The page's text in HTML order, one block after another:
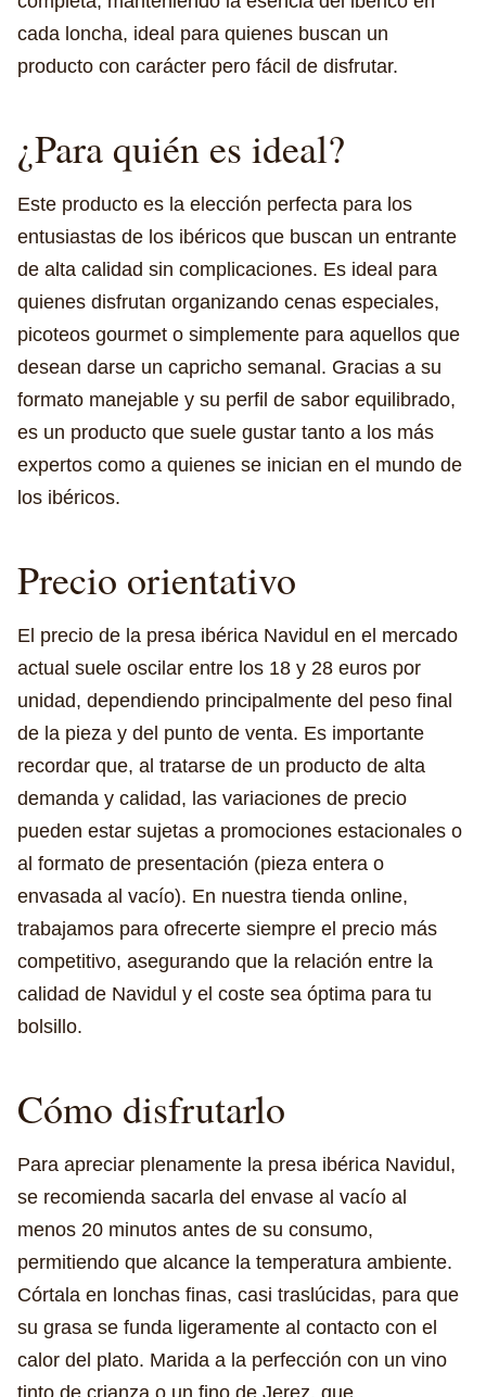
cada loncha, ideal para quienes buscan un
producto con carácter pero fácil de disfrutar.
¿Para quién es ideal?
Este producto es la elección perfecta para los
entusiastas de los ibéricos que buscan un entrante
de alta calidad sin complicaciones. Es ideal para
quienes disfrutan organizando cenas especiales,
picoteos gourmet o simplemente para aquellos que
desean darse un capricho semanal. Gracias a su
formato manejable y su perfil de sabor equilibrado,
es un producto que suele gustar tanto a los más
expertos como a quienes se inician en el mundo de
los ibéricos.
Precio orientativo
El precio de la presa ibérica Navidul en el mercado
actual suele oscilar entre los 18 y 28 euros por
unidad, dependiendo principalmente del peso final
de la pieza y del punto de venta. Es importante
recordar que, al tratarse de un producto de alta
demanda y calidad, las variaciones de precio
pueden estar sujetas a promociones estacionales o
al formato de presentación (pieza entera o
envasada al vacío). En nuestra tienda online,
trabajamos para ofrecerte siempre el precio más
competitivo, asegurando que la relación entre la
calidad de Navidul y el coste sea óptima para tu
bolsillo.
Cómo disfrutarlo
Para apreciar plenamente la presa ibérica Navidul,
se recomienda sacarla del envase al vacío al
menos 20 minutos antes de su consumo,
permitiendo que alcance la temperatura ambiente.
Córtala en lonchas finas, casi traslúcidas, para que
su grasa se funda ligeramente al contacto con el
calor del plato. Marida a la perfección con un vino
tinto de crianza o un fino de Jerez, que